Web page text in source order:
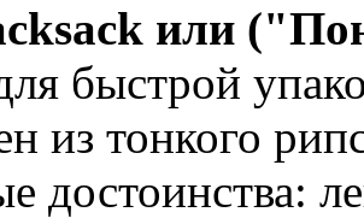
или
быстрой
из тонкого
достоинства: